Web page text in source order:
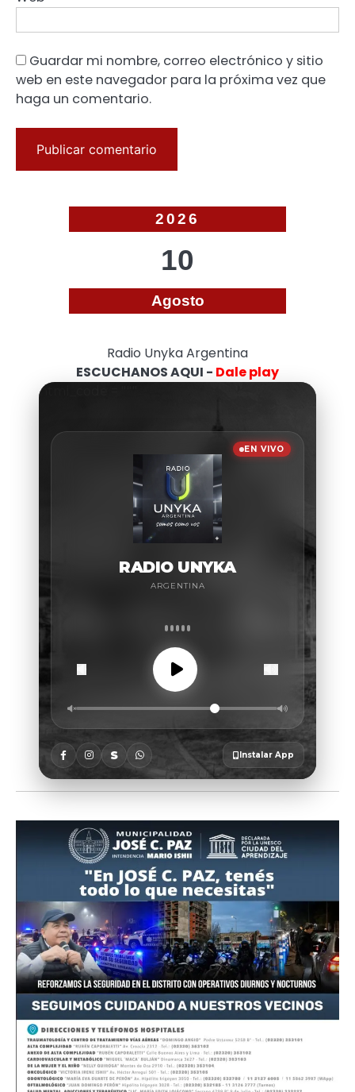
Guardar mi nombre, correo electrónico y sitio
web en este navegador para la próxima vez que
haga un comentario.
2026
10
Agosto
Radio Unyka Argentina
ESCUCHANOS AQUI - Dale play